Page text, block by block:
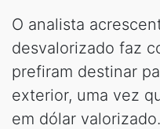
O analista
desvalorizado faz
prefiram destinar
exterior, uma vez
em dólar